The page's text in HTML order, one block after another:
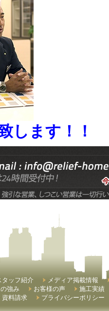
します！！
タッフ紹介 メディア掲載情報
強み お客様の声 施工実績
資料請求 プライバシーポリシー